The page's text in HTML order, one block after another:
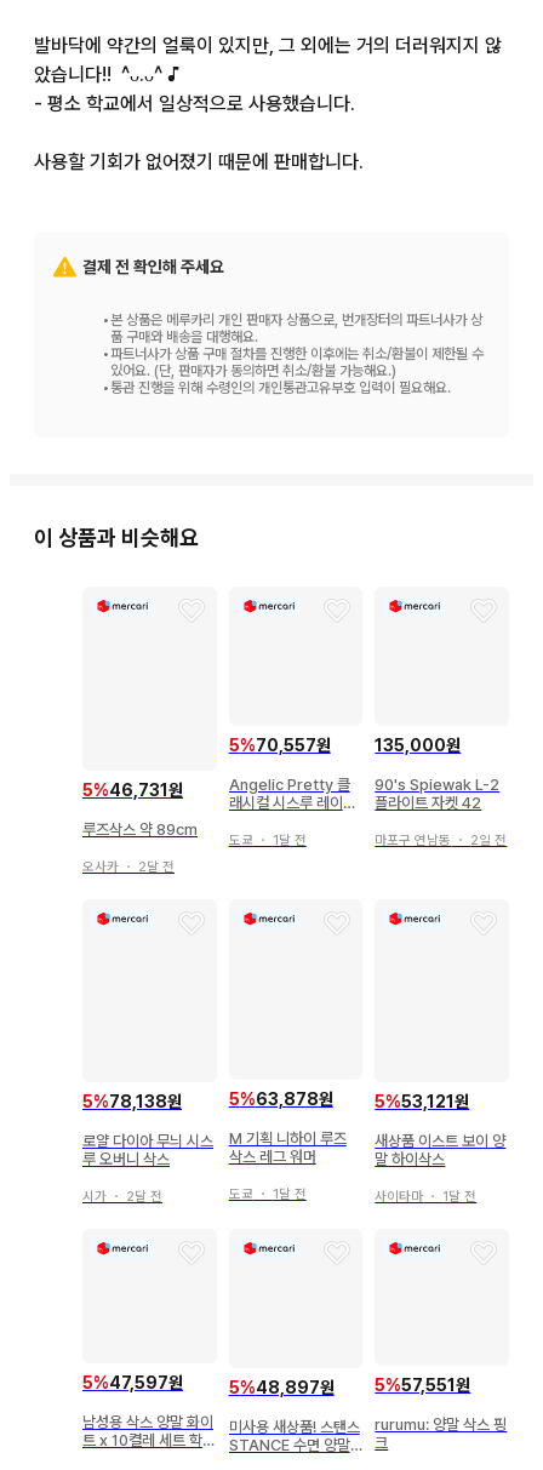
발바닥에 약간의 얼룩이 있지만, 그 외에는 거의 더러워지지 않
았습니다!! ‪ ^ᴗ.ᴗ^ ︎♪
- 평소 학교에서 일상적으로 사용했습니다.
사용할 기회가 없어졌기 때문에 판매합니다.
결제 전 확인해 주세요
•본 상품은 메루카리 개인 판매자 상품으로, 번개장터의 파트너사가 상
품 구매와 배송을 대행해요.
•파트너사가 상품 구매 절차를 진행한 이후에는 취소/환불이 제한될 수
있어요. (단, 판매자가 동의하면 취소/환불 가능해요.)
•통관 진행을 위해 수령인의 개인통관고유부호 입력이 필요해요.
이 상품과 비슷해요
5%46,731원
루즈삭스 약 89cm
오사카 ・ 2달 전
5%70,557원
Angelic Pretty 클
래시컬 시스루 레이스
도쿄 ・ 1달 전
135,000원
90's Spiewak L-2
플라이트 자켓 42
마포구 연남동 ・ 2일 전
5%78,138원
로얄 다이아 무늬 시스
루 오버니 삭스
시가 ・ 2달 전
5%63,878원
M 기획 니하이 루즈
삭스 레그 워머
도쿄 ・ 1달 전
5%53,121원
새상품 이스트 보이 양
말 하이삭스
사이타마 ・ 1달 전
5%47,597원
남성용 삭스 양말 화이
트 x 10켤레 세트 학생
5%48,897원
미사용 새상품! 스탠스
STANCE 수면 양말
5%57,551원
rurumu: 양말 삭스 핑
크